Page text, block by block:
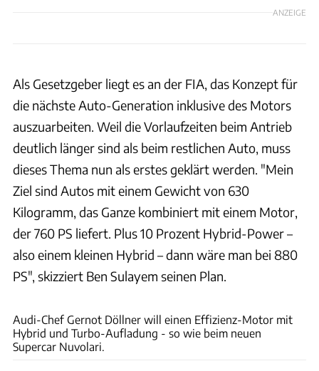
ANZEIGE
Als Gesetzgeber liegt es an der FIA, das Konzept für
die nächste Auto-Generation inklusive des Motors
auszuarbeiten. Weil die Vorlaufzeiten beim Antrieb
deutlich länger sind als beim restlichen Auto, muss
dieses Thema nun als erstes geklärt werden. "Mein
Ziel sind Autos mit einem Gewicht von 630
Kilogramm, das Ganze kombiniert mit einem Motor,
der 760 PS liefert. Plus 10 Prozent Hybrid-Power –
also einem kleinen Hybrid – dann wäre man bei 880
PS", skizziert Ben Sulayem seinen Plan.
Audi-Chef Gernot Döllner will einen Effizienz-Motor mit
Hybrid und Turbo-Aufladung - so wie beim neuen
Supercar Nuvolari.